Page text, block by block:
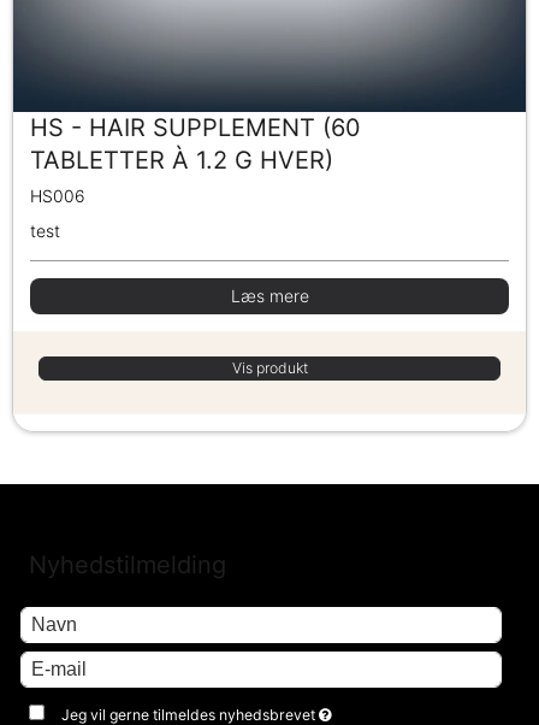
HS - HAIR SUPPLEMENT (60
TABLETTER À 1.2 G HVER)
HS006
test
Læs mere
Vis produkt
Nyhedstilmelding
Jeg vil gerne tilmeldes nyhedsbrevet